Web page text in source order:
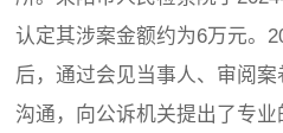
认定其涉案金额约为6万元。
后，通过会见当事人、审阅
沟通，向公诉机关提出了专